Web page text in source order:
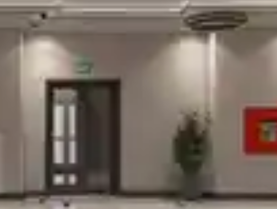
уровень жизни в Кулябе. Удобное расположение, продуманные планировки,